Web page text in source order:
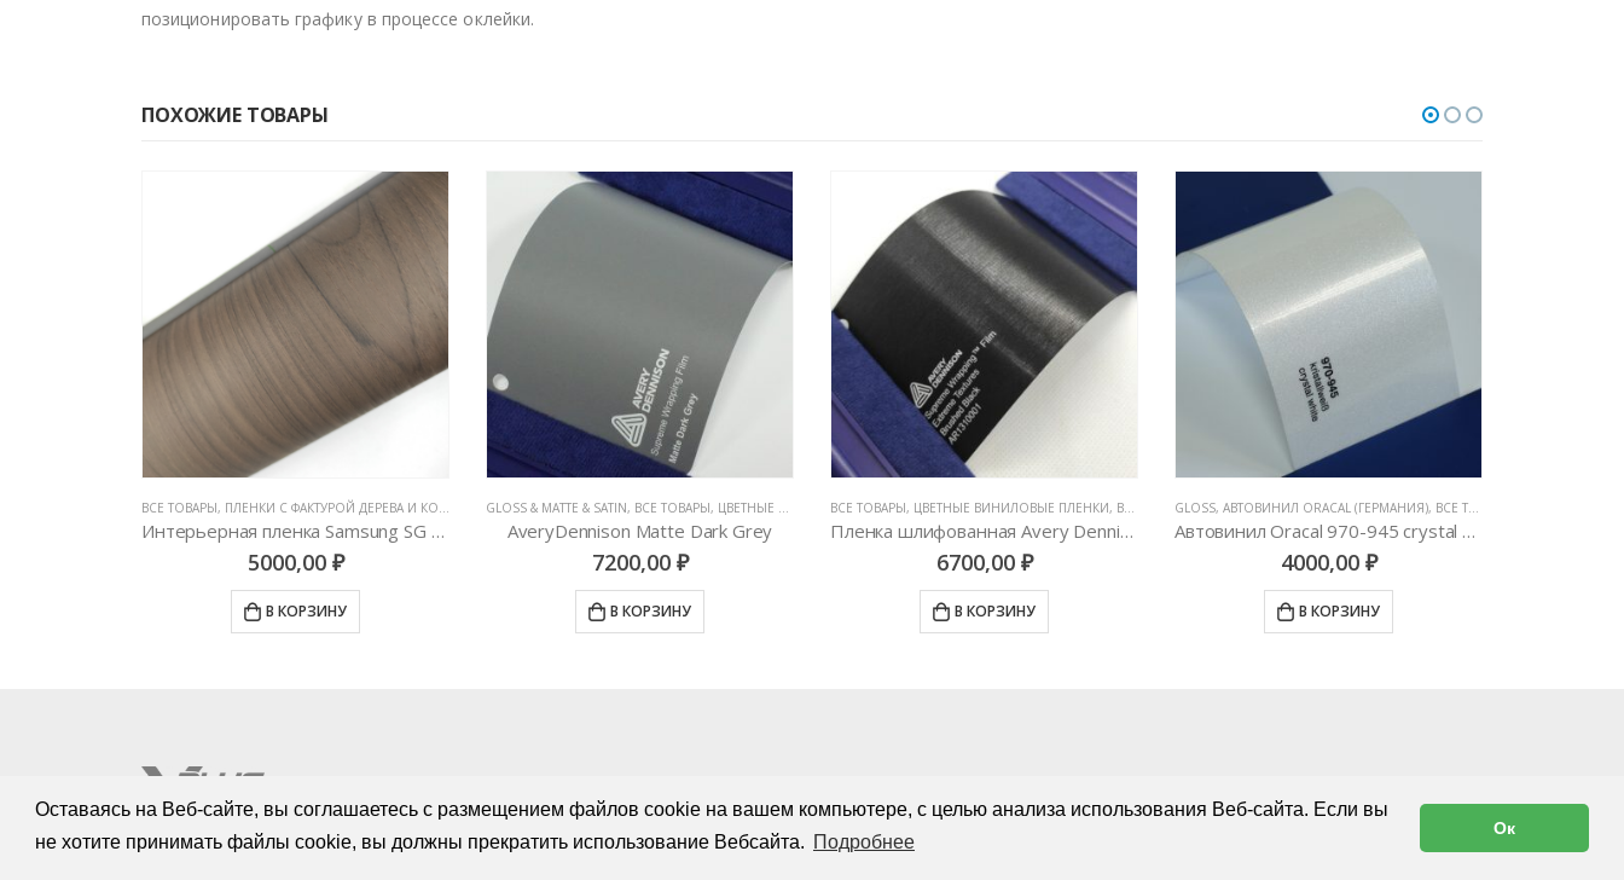
Оставаясь на Веб-сайте, вы соглашаетесь с размещением файлов cookie на вашем компьютере, с целью анализа использования Веб-сайта. Если вы
не хотите принимать файлы cookie, вы должны прекратить использование Вебсайта. Подробнее
Ок
позиционировать графику в процессе оклейки.
ПОХОЖИЕ ТОВАРЫ
ЦВЕТНЫЕ ВИНИЛОВЫЕ ПЛЕНКИ
GLOSS & MATTE & SATIN, ВСЕ ТОВАРЫ,ЦВЕТНЫЕ ВИНИЛОВЫЕ ПЛЕНКИ
AveryDennison Matte Dark Grey
7200,00 ₽
В КОРЗИНУ
ВСЕ ТОВАРЫ,ЦВЕТНЫЕ ВИНИЛОВЫЕ ПЛЕНКИ,BRUSHED METALLIC
6700,00 ₽
В КОРЗИНУ
GLOSS,АВТОВИНИЛ ORACAL (ГЕРМАНИЯ),ВСЕ ТОВАРЫ ЦВЕТНЫЕ ВИНИЛОВЫЕ ПЛЕНКИ
Автовинил Oracal 970-945 crystal white – кристаллический белый, глянец
4000,00 ₽
В КОРЗИНУ
RB GLOSSY CANDY (КЕНДИ ЦВЕТА),АВТОВИНИЛ TECKWRAP
Автовинил TeckWrap RB20 Midnight Purple
4000,00 ₽
В КОРЗИНУ